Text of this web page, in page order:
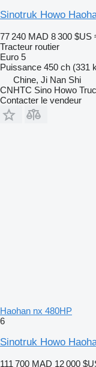
Sinotruk Howo
77 240 MAD 8 300 $US
Tracteur routier
Euro 5
Puissance 450 ch (331
Chine, Ji Nan Shi
CNHTC Sino Howo
Contacter le vendeur
Haohan nx 480HP
6
Sinotruk Howo
111 700 MAD 12 000